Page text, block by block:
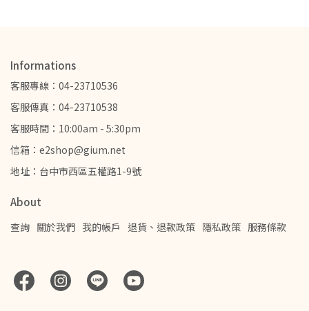
Informations
客服專線：04-23710536
客服傳真：04-23710538
客服時間：10:00am - 5:30pm
信箱：e2shop@gium.net
地址：台中市西區五權路1-9號
About
查詢 關於我們 我的帳戶 退貨、退款政策 隱私政策 服務條款